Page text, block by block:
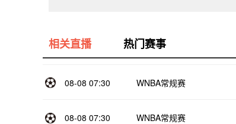
相关直播 热门赛事
08-08 07:30 WNBA常规赛
08-08 07:30 WNBA常规赛